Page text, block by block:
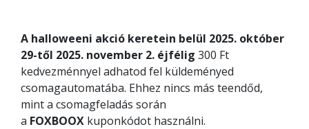
A halloweeni akció keretein belül 2025. október
29-től 2025. november 2. éjfélig 300 Ft
kedvezménnyel adhatod fel küldeményed
csomagautomatába. Ehhez nincs más teendőd,
mint a csomagfeladás során
a FOXBOOX kuponkódot használni.